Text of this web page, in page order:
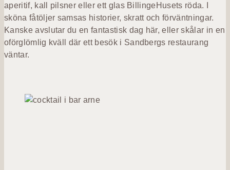
aperitif, kall pilsner eller ett glas BillingeHusets röda. I
sköna fåtöljer samsas historier, skratt och förväntningar.
Kanske avslutar du en fantastisk dag här, eller skålar in en
oförglömlig kväll där ett besök i Sandbergs restaurang
väntar.